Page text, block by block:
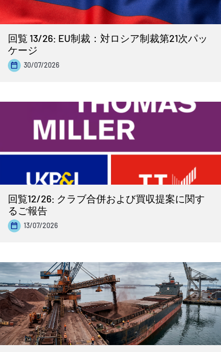
回覧 13/26: EU制裁：対ロシア制裁第21次パッ
ケージ
30/07/2026
回覧12/26: クラブ合併および買収提案に関す
るご報告
13/07/2026